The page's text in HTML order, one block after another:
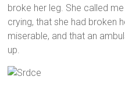
broke her leg. She called
crying, that she had broken
miserable, and that an
up.